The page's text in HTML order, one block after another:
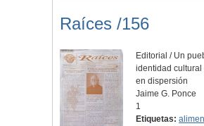
Raíces /156
Editorial / Un
identidad
en dispersión
Jaime G. Ponce
1
Etiquetas: